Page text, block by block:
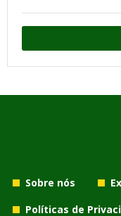
Sobre nós
Políticas de